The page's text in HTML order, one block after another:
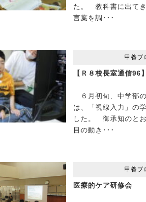
た。 教科書に出て
言葉を調･･･
甲養ブ
【Ｒ８校長室通信96
６月初旬、中学部
は、「視線入力」の
した。 御承知のとお
目の動き･･･
甲養ブ
医療的ケア研修会